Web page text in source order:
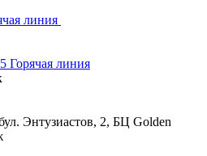
линия
Горячая линия
Энтузиастов, 2, БЦ Golden